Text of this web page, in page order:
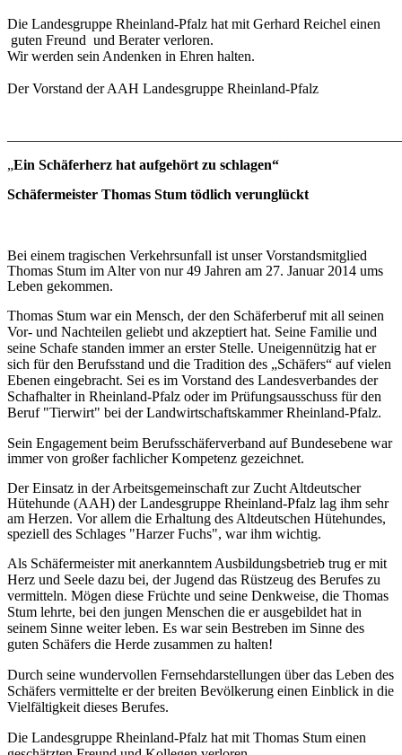
Die Landesgruppe Rheinland-Pfalz hat mit Gerhard Reichel einen
guten Freund und Berater verloren.
Wir werden sein Andenken in Ehren halten.
Der Vorstand der AAH Landesgruppe Rheinland-Pfalz
„Ein Schäferherz hat aufgehört zu schlagen“
Schäfermeister Thomas Stum tödlich verunglückt
Bei einem tragischen Verkehrsunfall ist unser Vorstandsmitglied
Thomas Stum im Alter von nur 49 Jahren am 27. Januar 2014 ums
Leben gekommen.
Thomas Stum war ein Mensch, der den Schäferberuf mit all seinen
Vor- und Nachteilen geliebt und akzeptiert hat. Seine Familie und
seine Schafe standen immer an erster Stelle. Uneigennützig hat er
sich für den Berufsstand und die Tradition des „Schäfers“ auf vielen
Ebenen eingebracht. Sei es im Vorstand des Landesverbandes der
Schafhalter in Rheinland-Pfalz oder im Prüfungsausschuss für den
Beruf "Tierwirt" bei der Landwirtschaftskammer Rheinland-Pfalz.
Sein Engagement beim Berufsschäferverband auf Bundesebene war
immer von großer fachlicher Kompetenz gezeichnet.
Der Einsatz in der Arbeitsgemeinschaft zur Zucht Altdeutscher
Hütehunde (AAH) der Landesgruppe Rheinland-Pfalz lag ihm sehr
am Herzen. Vor allem die Erhaltung des Altdeutschen Hütehundes,
speziell des Schlages "Harzer Fuchs", war ihm wichtig.
Als Schäfermeister mit anerkanntem Ausbildungsbetrieb trug er mit
Herz und Seele dazu bei, der Jugend das Rüstzeug des Berufes zu
vermitteln. Mögen diese Früchte und seine Denkweise, die Thomas
Stum lehrte, bei den jungen Menschen die er ausgebildet hat in
seinem Sinne weiter leben. Es war sein Bestreben im Sinne des
guten Schäfers die Herde zusammen zu halten!
Durch seine wundervollen Fernsehdarstellungen über das Leben des
Schäfers vermittelte er der breiten Bevölkerung einen Einblick in die
Vielfältigkeit dieses Berufes.
Die Landesgruppe Rheinland-Pfalz hat mit Thomas Stum einen